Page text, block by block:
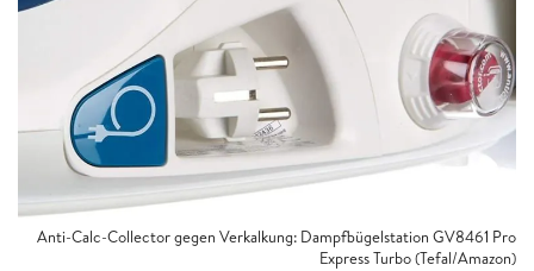
Anti-Calc-Collector gegen Verkalkung: Dampfbügelstation GV8461 Pro
Express Turbo (Tefal/Amazon)